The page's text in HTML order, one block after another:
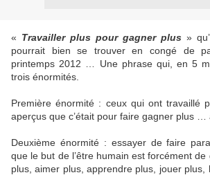
« Travailler plus pour gagner plus »
pourrait bien se trouver en congé de
printemps 2012 … Une phrase qui, en 5
trois énormités.
Première énormité : ceux qui ont travaillé
aperçus que c’était pour faire gagner plus …
Deuxième énormité : essayer de faire
que le but de l’être humain est forcément
plus, aimer plus, apprendre plus, jouer plus,